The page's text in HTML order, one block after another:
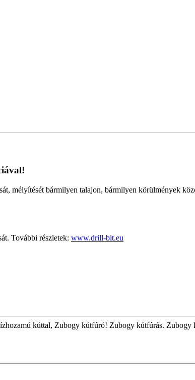
mélyítését bármilyen talajon, bármilyen körülmények
További részletek: www.drill-bit.eu
kúttal, Zubogy kútfúró! Zubogy kútfúrás. Zubogy